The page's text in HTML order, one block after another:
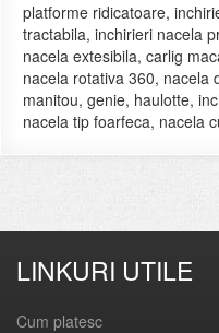
platforme ridicatoare,
tractabila, inchirieri nacela
nacela extesibila, carlig
nacela rotativa 360, nacela
manitou, genie, haulotte,
nacela tip foarfeca, nacela
LINKURI UTILE
Cum platesc